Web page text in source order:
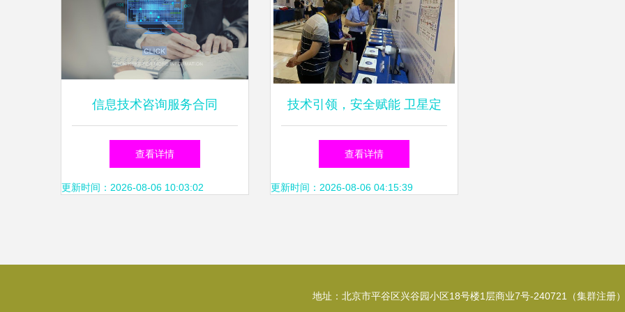
信息技术咨询服务合同
查看详情
更新时间：2026-08-06 10:03:02
技术引领，安全赋能 卫星定
位产品荣入工信部创新方案典
型案例
查看详情
更新时间：2026-08-06 04:15:39
地址：北京市平谷区兴谷园小区18号楼1层商业7号-240721（集群注册）